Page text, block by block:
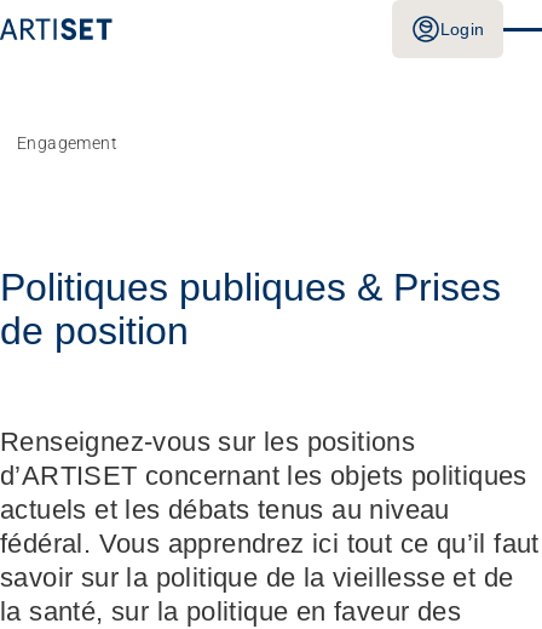
Login
Engagement
Politiques publiques & Prises
de position
Renseignez-vous sur les positions
d’ARTISET concernant les objets politiques
actuels et les débats tenus au niveau
fédéral. Vous apprendrez ici tout ce qu’il faut
savoir sur la politique de la vieillesse et de
la santé, sur la politique en faveur des